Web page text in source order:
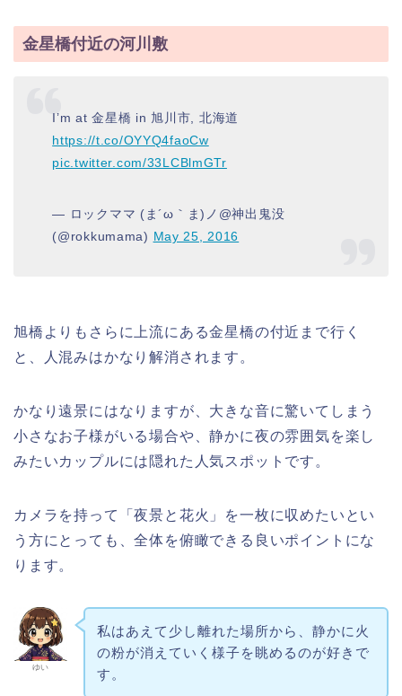
金星橋付近の河川敷
I’m at 金星橋 in 旭川市, 北海道
https://t.co/OYYQ4faoCw
pic.twitter.com/33LCBlmGTr
— ロックママ (ま´ω｀ま)ノ@神出鬼没
(@rokkumama) May 25, 2016
旭橋よりもさらに上流にある金星橋の付近まで行く
と、人混みはかなり解消されます。
かなり遠景にはなりますが、大きな音に驚いてしまう
小さなお子様がいる場合や、静かに夜の雰囲気を楽し
みたいカップルには隠れた人気スポットです。
カメラを持って「夜景と花火」を一枚に収めたいとい
う方にとっても、全体を俯瞰できる良いポイントにな
ります。
ゆい
私はあえて少し離れた場所から、静かに火
の粉が消えていく様子を眺めるのが好きで
す。